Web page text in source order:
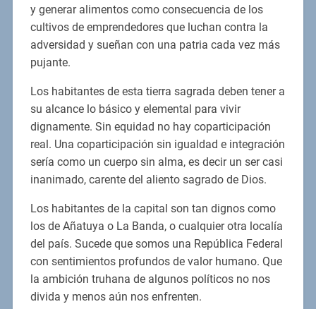
y generar alimentos como consecuencia de los
cultivos de emprendedores que luchan contra la
adversidad y sueñan con una patria cada vez más
pujante.
Los habitantes de esta tierra sagrada deben tener a
su alcance lo básico y elemental para vivir
dignamente. Sin equidad no hay coparticipación
real. Una coparticipación sin igualdad e integración
sería como un cuerpo sin alma, es decir un ser casi
inanimado, carente del aliento sagrado de Dios.
Los habitantes de la capital son tan dignos como
los de Añatuya o La Banda, o cualquier otra localía
del país. Sucede que somos una República Federal
con sentimientos profundos de valor humano. Que
la ambición truhana de algunos políticos no nos
divida y menos aún nos enfrenten.